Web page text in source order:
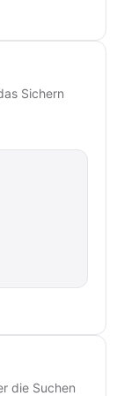
Sichern
die Suchen